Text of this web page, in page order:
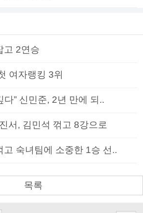
고 2연승
여자랭킹 3위
다” 신민준, 2년 만에 되..
서, 김민석 꺾고 8강으로
고 숙녀팀에 소중한 1승 선..
목록